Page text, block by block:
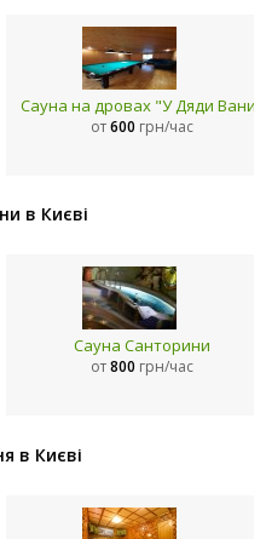
Сауна на дровах "У Дяди Вани"
от600 грн/час
в Києві
Сауна Санторини
от800 грн/час
в Києві